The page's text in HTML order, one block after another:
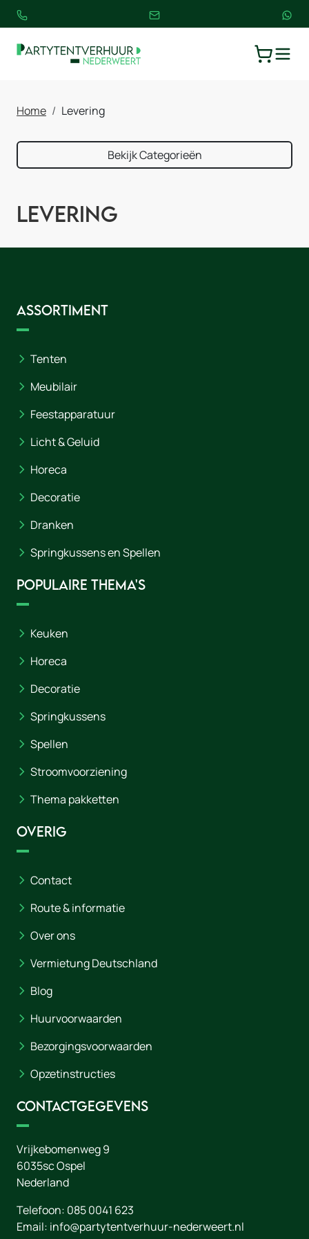
Home Levering
Bekijk Categorieën
Levering
Assortiment
Tenten
Meubilair
Feestapparatuur
Licht & Geluid
Horeca
Decoratie
Dranken
Springkussens en Spellen
Populaire thema's
Keuken
Horeca
Decoratie
Springkussens
Spellen
Stroomvoorziening
Thema pakketten
Overig
Contact
Route & informatie
Over ons
Vermietung Deutschland
Blog
Huurvoorwaarden
Bezorgingsvoorwaarden
Opzetinstructies
Contactgegevens
Vrijkebomenweg 9
6035scOspel
Nederland
Telefoon: 085 0041 623
Email: info@partytentverhuur-nederweert.nl